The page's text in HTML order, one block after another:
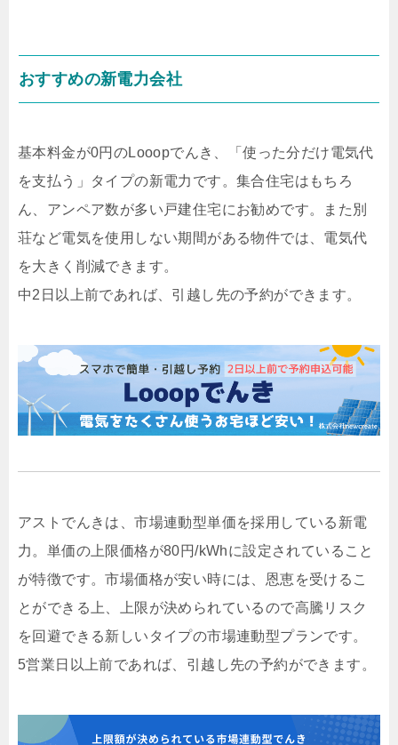
おすすめの新電力会社
基本料金が0円のLooopでんき、「使った分だけ電気代
を支払う」タイプの新電力です。集合住宅はもちろ
ん、アンペア数が多い戸建住宅にお勧めです。また別
荘など電気を使用しない期間がある物件では、電気代
を大きく削減できます。
中2日以上前であれば、引越し先の予約ができます。
アストでんきは、市場連動型単価を採用している新電
力。単価の上限価格が80円/kWhに設定されていること
が特徴です。市場価格が安い時には、恩恵を受けるこ
とができる上、上限が決められているので高騰リスク
を回避できる新しいタイプの市場連動型プランです。
5営業日以上前であれば、引越し先の予約ができます。